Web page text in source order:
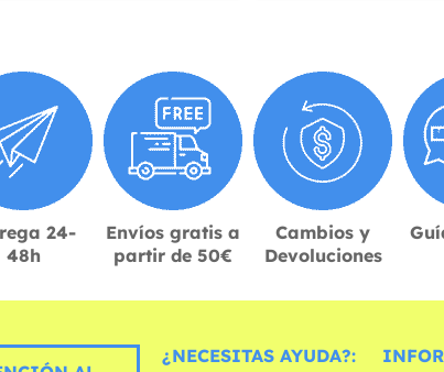
24-
48h
Envíos gratis a
partir de 50€
Cambios y
Devoluciones
¿NECESITAS AYUDA?: